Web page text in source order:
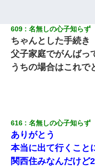
609 名無しの心子知らず
ちゃんとした手続き
父子家庭でがんばっ
うちの場合はこれで
616 名無しの心子知らず
ありがとう
本当に出て行くこと
関西住みなんだけど